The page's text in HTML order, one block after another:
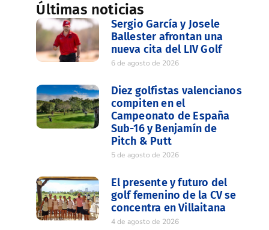
Últimas noticias
Sergio García y Josele
Ballester afrontan una
nueva cita del LIV Golf
6 de agosto de 2026
Diez golfistas valencianos
compiten en el
Campeonato de España
Sub-16 y Benjamín de
Pitch & Putt
5 de agosto de 2026
El presente y futuro del
golf femenino de la CV se
concentra en Villaitana
4 de agosto de 2026